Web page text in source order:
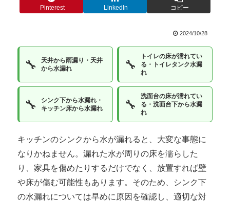
Pinterest LinkedIn コピー
2024/10/28
🔧
天井から雨漏り・天井
から水漏れ
🔧
トイレの床が濡れてい
る・トイレタンク水漏
れ
🔧
シンク下から水漏れ・
キッチン床から水漏れ
🔧
洗面台の床が濡れてい
る・洗面台下から水漏
れ
キッチンのシンクから水が漏れると、大変な事態に
なりかねません。漏れた水が周りの床を濡らした
り、家具を傷めたりするだけでなく、放置すれば壁
や床が傷む可能性もあります。そのため、シンク下
の水漏れについては早めに原因を確認し、適切な対